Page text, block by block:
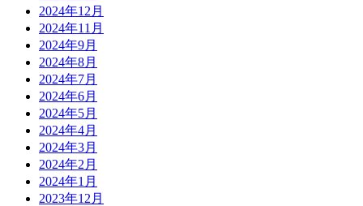
2024年12月
2024年11月
2024年9月
2024年8月
2024年7月
2024年6月
2024年5月
2024年4月
2024年3月
2024年2月
2024年1月
2023年12月